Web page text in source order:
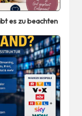
es zu beachten